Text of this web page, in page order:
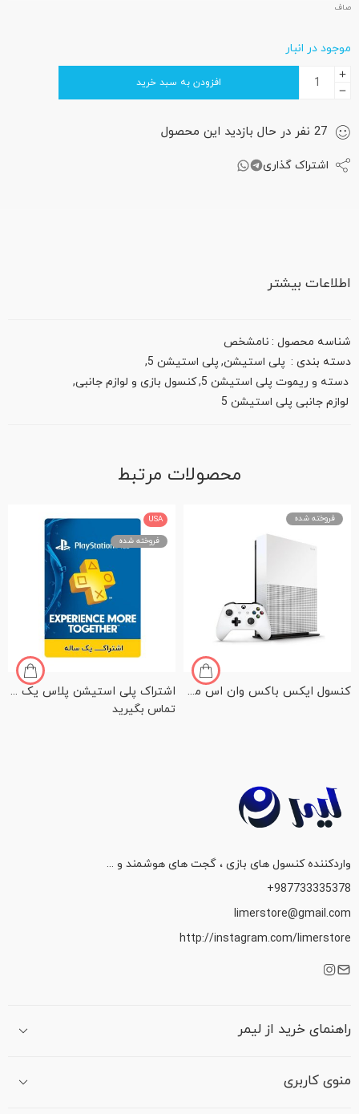
صاف
موجود در انبار
افزودن به سبد خرید
27 نفر در حال بازدید این محصول
اشتراک گذاری
اطلاعات بیشتر
شناسه محصول : نامشخص
دسته بندی : پلی استیشن, پلی استیشن 5
,
دسته و ریموت پلی استیشن 5
,کنسول بازی و لوازم جانبی,
لوازم جانبی پلی استیشن 5
محصولات مرتبط
فروخته شده
کنسول ایکس باکس وان اس مدل All Digitall Edition با هارد یک ترابایت
USA
فروخته شده
اشتراک پلی استیشن پلاس یک ساله
تماس بگیرید
واردکننده کنسول های بازی ، گجت های هوشمند و ...
987733335378+
limerstore@gmail.com
http://instagram.com/limerstore
راهنمای خرید از لیمر
منوی کاربری